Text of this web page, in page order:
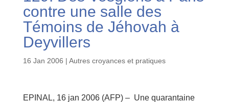
contre une salle des
Témoins de Jéhovah à
Deyvillers
16 Jan 2006 | Autres croyances et pratiques
EPINAL, 16 jan 2006 (AFP) – Une quarantaine